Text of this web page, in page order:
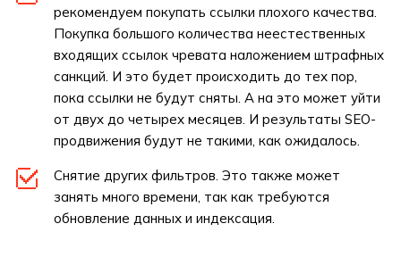
рекомендуем покупать ссылки плохого качества.
Покупка большого количества неестественных
входящих ссылок чревата наложением штрафных
санкций. И это будет происходить до тех пор,
пока ссылки не будут сняты. А на это может уйти
от двух до четырех месяцев. И результаты SEO-
продвижения будут не такими, как ожидалось.
Снятие других фильтров. Это также может
занять много времени, так как требуются
обновление данных и индексация.